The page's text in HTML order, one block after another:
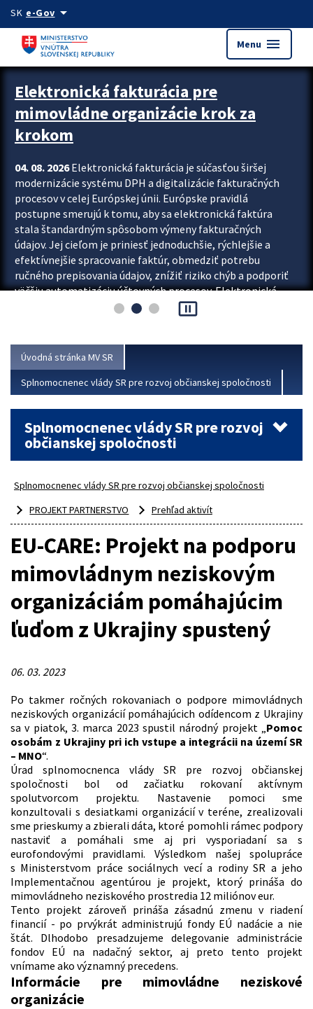
Preskocit na hlavný obsah
SK e-Govarrow_drop_down
Menu menu
Zastavit automatický posun upútavok
Elektronická fakturácia pre
mimovládne organizácie krok za
krokom
04. 08. 2026Elektronická fakturácia je súčasťou širšej
modernizácie systému DPH a digitalizácie fakturačných
procesov v celej Európskej únii. Európske pravidlá
postupne smerujú k tomu, aby sa elektronická faktúra
stala štandardným spôsobom výmeny fakturačných
údajov. Jej cieľom je priniesť jednoduchšie, rýchlejšie a
efektívnejšie spracovanie faktúr, obmedziť potrebu
ručného prepisovania údajov, znížiť riziko chýb a podporiť
väčšiu automatizáciu účtovných procesov. Elektronická
fakturácia preto nepredstavuje...
pause_presentation
Úvodná stránka MV SR
Splnomocnenec vlády SR pre rozvoj občianskej spoločnosti
Splnomocnenec vlády SR pre rozvoj
občianskej spoločnosti
Splnomocnenec vlády SR pre rozvoj občianskej spoločnosti
PROJEKT PARTNERSTVO
Prehľad aktivít
EU-CARE: Projekt na podporu
mimovládnym neziskovým
organizáciám pomáhajúcim
ľuďom z Ukrajiny spustený
06. 03. 2023
Po takmer ročných rokovaniach o podpore mimovládnych
neziskových organizácií pomáhajúcich odídencom z Ukrajiny
sa v piatok, 3. marca 2023 spustil národný projekt „Pomoc
osobám z Ukrajiny pri ich vstupe a integrácii na území SR
– MNO“.
Úrad splnomocnenca vlády SR pre rozvoj občianskej
spoločnosti bol od začiatku rokovaní aktívnym
spolutvorcom projektu. Nastavenie pomoci sme
konzultovali s desiatkami organizácií v teréne, zrealizovali
sme prieskumy a zbierali dáta, ktoré pomohli rámec podpory
nastaviť a pomáhali sme aj pri vysporiadaní sa s
eurofondovými pravidlami. Výsledkom našej spolupráce
s Ministerstvom práce sociálnych vecí a rodiny SR a jeho
Implementačnou agentúrou je projekt, ktorý prináša do
mimovládneho neziskového prostredia 12 miliónov eur.
Tento projekt zároveň prináša zásadnú zmenu v riadení
financií - po prvýkrát administrujú fondy EÚ nadácie a nie
štát. Dlhodobo presadzujeme delegovanie administrácie
fondov EÚ na nadačný sektor, aj preto tento projekt
vnímame ako významný precedens.
Informácie pre mimovládne neziskové
organizácie